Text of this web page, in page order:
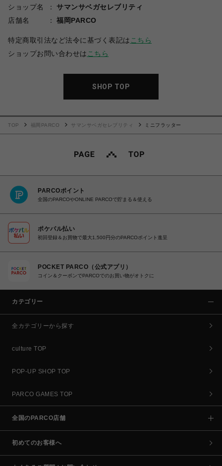
ショップ名
サマンサベガセレブリティ
店舗名
福岡PARCO
特定商取引法など法令に基づく表記は こちら
ショップお問い合わせは こちら
SHOP TOP
TOP 福岡PARCO サマンサベガセレブリティ ミニフラッター
PARCOポイント
全国のPARCOやONLINE PARCOで貯まる＆使える
ポケパル払い
初回登録＆お買物で最大1,500円分のPARCOポイント進呈
POCKET PARCO（公式アプリ）
コイン＆クーポンでPARCOでのお買い物がオトクに
カテゴリー
全カテゴリーから探す
culture TOP
POP-UP SHOP TOP
PARCO GAMES TOP
全国のPARCO店舗
初めてのお客様へ